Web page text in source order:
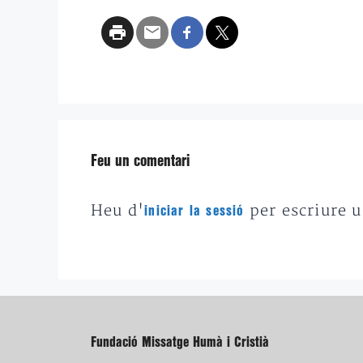
Feu un comentari
Heu d'iniciar la sessió per escriure
Fundació Missatge Humà i Cristià